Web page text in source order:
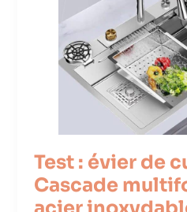
Test : évier de
Cascade